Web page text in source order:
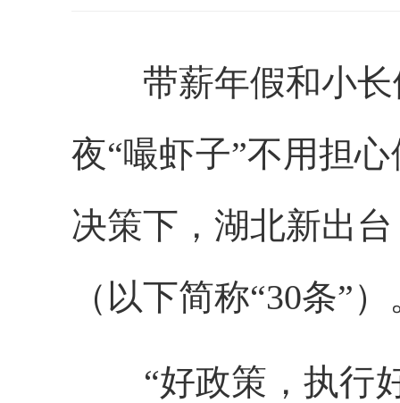
带薪年假和小长
夜“嘬虾子”不用担
决策下，湖北新出
（以下简称“30条”
“好政策，执行好